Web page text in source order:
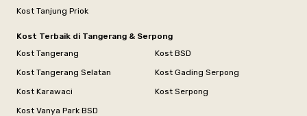
Kost Tanjung Priok
Kost Terbaik di Tangerang & Serpong
Kost Tangerang
Kost BSD
Kost Tangerang Selatan
Kost Gading Serpong
Kost Karawaci
Kost Serpong
Kost Vanya Park BSD